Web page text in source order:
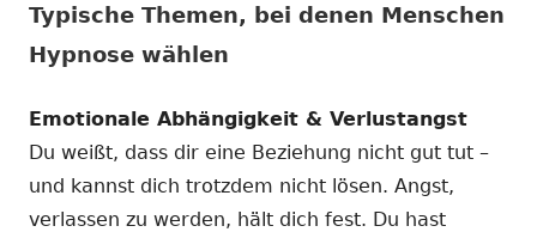
Typische Themen, bei denen Menschen
Hypnose wählen
Emotionale Abhängigkeit & Verlustangst
Du weißt, dass dir eine Beziehung nicht gut tut –
und kannst dich trotzdem nicht lösen. Angst,
verlassen zu werden, hält dich fest. Du hast